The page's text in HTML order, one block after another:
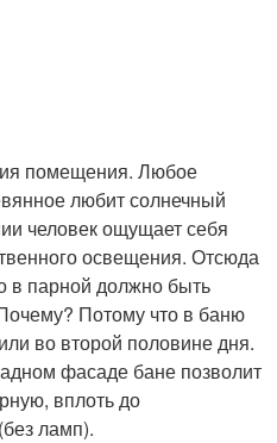
помещения. Любое
любит солнечный
человек ощущает себя
освещения. Отсюда
в парной должно быть
Потому что в баню
во второй половине дня.
фасаде бане позволит
вплоть до
ламп).